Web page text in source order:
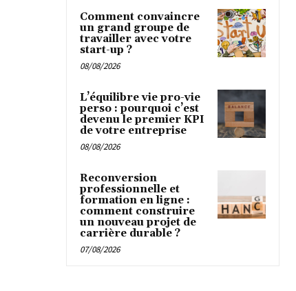
Comment convaincre
un grand groupe de
travailler avec votre
start-up ?
08/08/2026
L’équilibre vie pro-vie
perso : pourquoi c’est
devenu le premier KPI
de votre entreprise
08/08/2026
Reconversion
professionnelle et
formation en ligne :
comment construire
un nouveau projet de
carrière durable ?
07/08/2026